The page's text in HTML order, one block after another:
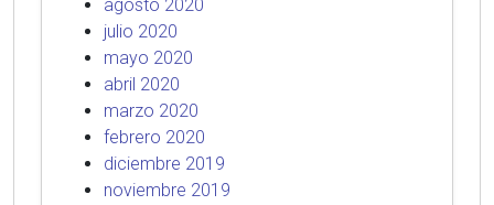
agosto 2020
julio 2020
mayo 2020
abril 2020
marzo 2020
febrero 2020
diciembre 2019
noviembre 2019